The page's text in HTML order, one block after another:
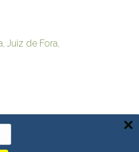
Juiz de Fora,